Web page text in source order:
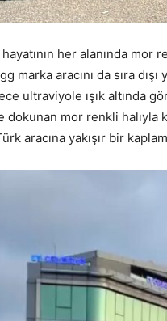
hayatının her alanında
marka aracını da sıra
ultraviyole ışık altında
dokunan mor renkli halıyla
aracına yakışır bir